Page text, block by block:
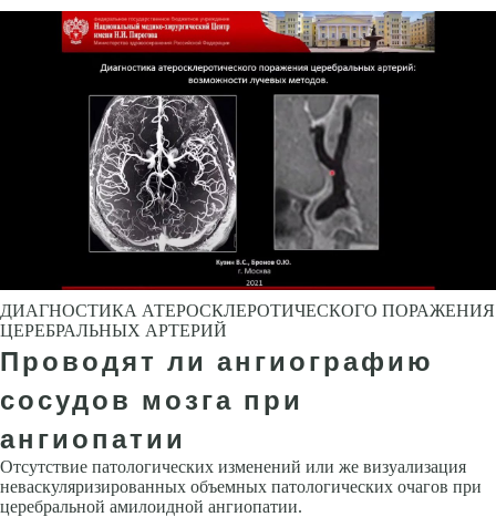
ДИАГНОСТИКА АТЕРОСКЛЕРОТИЧЕСКОГО ПОРАЖЕНИЯ
ЦЕРЕБРАЛЬНЫХ АРТЕРИЙ
Проводят ли ангиографию
сосудов мозга при
ангиопатии
Отсутствие патологических изменений или же визуализация
неваскуля­ризированных объемных патологических очагов при
церебральной амилоидной ангиопатии.